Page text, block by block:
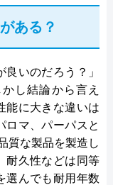
ある？
いのだろう？」
し結論から言え
能に大きな違いは
ロマ、パーパスと
質な製品を製造し
耐久性などは同等
選んでも耐用年数